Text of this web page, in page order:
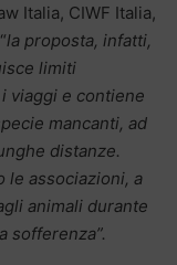
Italia, CIWF Italia,
la proposta, infatti,
limiti
viaggi e contiene
mancanti, ad
distanze.
le associazioni, a
animali durante
sofferenza”.